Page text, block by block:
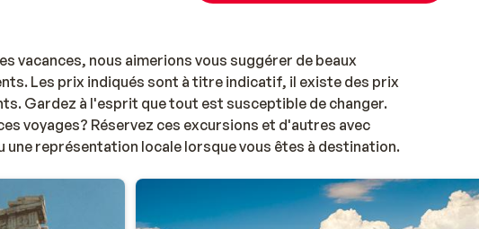
vacances, nous aimerions vous suggérer de beaux
Les prix indiqués sont à titre indicatif, il existe des prix
Gardez à l'esprit que tout est susceptible de changer.
voyages? Réservez ces excursions et d'autres avec
une représentation locale lorsque vous êtes à destination.